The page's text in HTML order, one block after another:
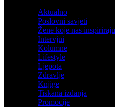
Aktualno
Poslovni savjeti
Žene koje nas inspiriraju
Intervjui
Kolumne
Lifestyle
Ljepota
Zdravlje
Knjige
Tiskana izdanja
Promocije